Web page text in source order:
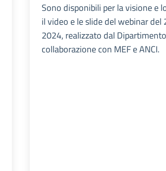
Sono disponibili per la visione e
il video e le slide del webinar del
2024, realizzato dal
collaborazione con MEF e ANCI.